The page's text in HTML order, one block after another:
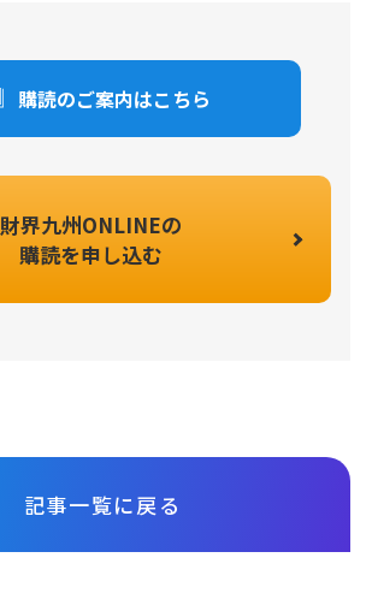
購読のご案内はこちら
財界九州ONLINEの
購読を申し込む
記事一覧に戻る